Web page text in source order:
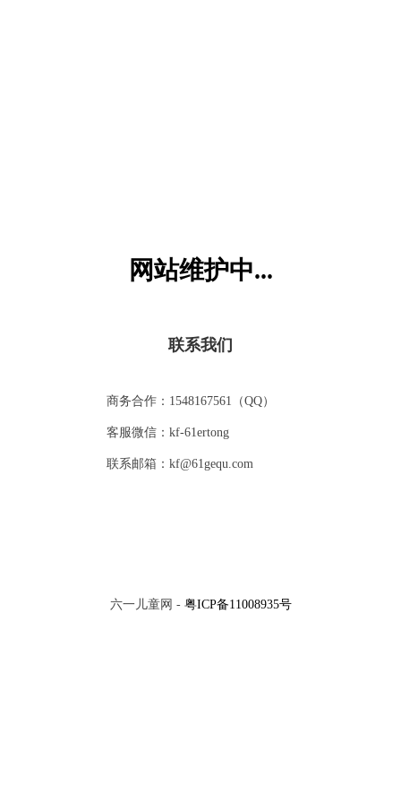
网站维护中...
联系我们
商务合作：1548167561（QQ）
客服微信：kf-61ertong
联系邮箱：kf@61gequ.com
六一儿童网 - 粤ICP备11008935号